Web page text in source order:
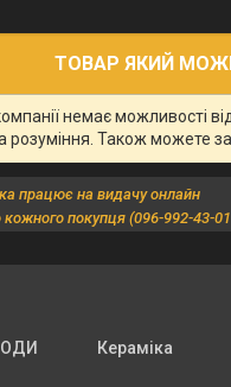
ТОВАР ЯКИЙ
немає можливості
розуміння. Також можете
працює на видачу онлайн
кожного покупця (096-992-43-01
Кераміка